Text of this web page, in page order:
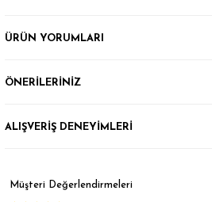
ÜRÜN YORUMLARI
ÖNERİLERİNİZ
ALIŞVERİŞ DENEYİMLERİ
Müşteri Değerlendirmeleri